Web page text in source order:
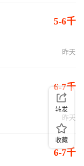
5-6千
昨天
6-7千
昨天
6-7千
转发
收藏